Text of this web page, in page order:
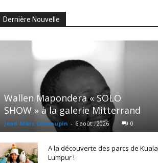
Dernière Nouvelle
Wallen Mapondera « SOLO
SHOW » à la galerie Mitterrand
Jean Marc Lebeaupin - 6 août , 2026 0
A la découverte des parcs de Kuala
Lumpur !